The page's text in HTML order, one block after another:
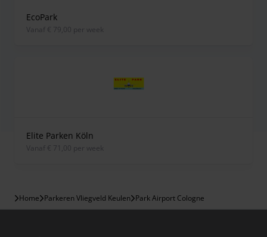
EcoPark
vanaf € 79,00 per week
Elite Parken Köln
vanaf € 71,00 per week
Home Parkeren Vliegveld Keulen Park Airport Cologne